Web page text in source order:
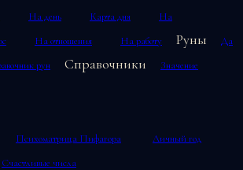
На день Карта дня
На
На отношения На работу Руны
Да
рун Справочники
Значение
Психоматрица Пифагора
Личный год
Счастливые числа